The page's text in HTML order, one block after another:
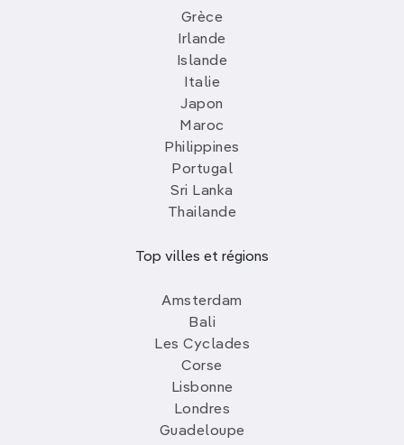
Grèce
Irlande
Islande
Italie
Japon
Maroc
Philippines
Portugal
Sri Lanka
Thailande
Top villes et régions
Amsterdam
Bali
Les Cyclades
Corse
Lisbonne
Londres
Guadeloupe